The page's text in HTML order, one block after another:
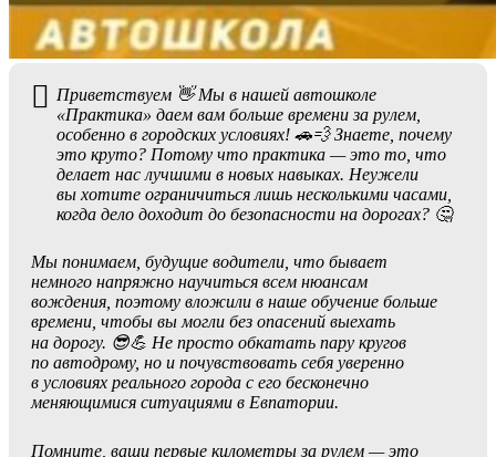
Приветствуем 👋 Мы в нашей автошколе
«Практика» даем вам больше времени за рулем,
особенно в городских условиях! 🚗💨 Знаете, почему
это круто? Потому что практика — это то, что
делает нас лучшими в новых навыках. Неужели
вы хотите ограничиться лишь несколькими часами,
когда дело доходит до безопасности на дорогах? 🤔
Мы понимаем, будущие водители, что бывает
немного напряжно научиться всем нюансам
вождения, поэтому вложили в наше обучение больше
времени, чтобы вы могли без опасений выехать
на дорогу. 😎💪 Не просто обкатать пару кругов
по автодрому, но и почувствовать себя уверенно
в условиях реального города с его бесконечно
меняющимися ситуациями в Евпатории.
Помните, ваши первые километры за рулем — это